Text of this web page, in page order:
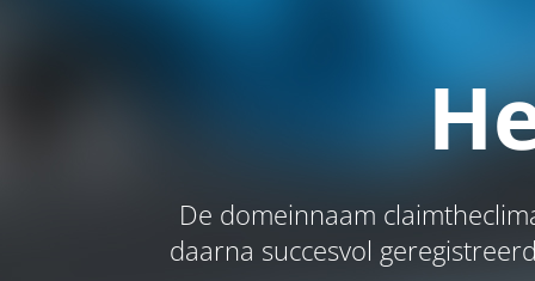
De domeinnaam
daarna succesvol